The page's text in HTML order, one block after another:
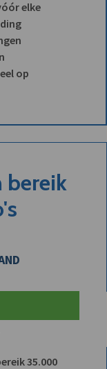
elke
op
bereik
35.000